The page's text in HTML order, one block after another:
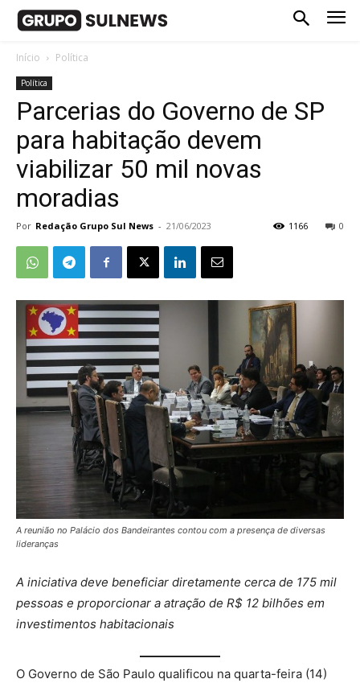
Início Política
Política
Parcerias do Governo de SP
para habitação devem
viabilizar 50 mil novas
moradias
Por Redação Grupo Sul News - 21/06/2023 0
1166
A reunião no Palácio dos Bandeirantes contou com a presença de diversas
lideranças
A iniciativa deve beneficiar diretamente cerca de 175 mil
pessoas e proporcionar a atração de R$ 12 bilhões em
investimentos habitacionais
O Governo de São Paulo qualificou na quarta-feira (14)